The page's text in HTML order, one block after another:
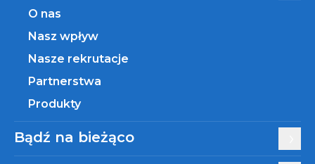
O nas
Nasz wpływ
Nasze rekrutacje
Partnerstwa
Produkty
Bądź na bieżąco